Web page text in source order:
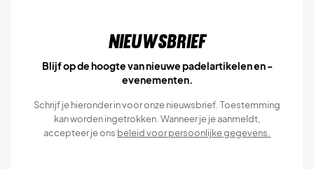
Nieuwsbrief
Blijf op de hoogte van nieuwe padelartikelen en -
evenementen.
Schrijf je hieronder in voor onze nieuwsbrief. Toestemming
kan worden ingetrokken. Wanneer je je aanmeldt,
accepteer je ons beleid voor persoonlijke gegevens.